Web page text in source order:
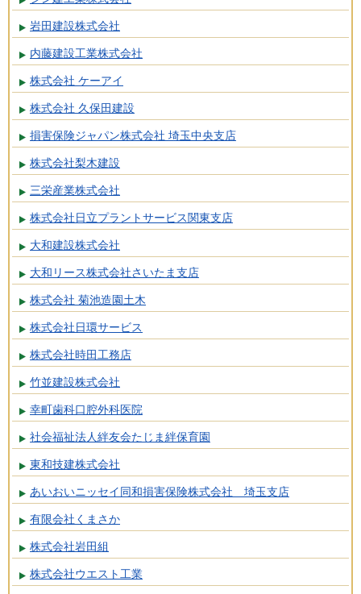
岩田建設株式会社
内藤建設工業株式会社
株式会社 ケーアイ
株式会社 久保田建設
損害保険ジャパン株式会社 埼玉中央支店
株式会社梨木建設
三栄産業株式会社
株式会社日立プラントサービス関東支店
大和建設株式会社
大和リース株式会社さいたま支店
株式会社 菊池造園土木
株式会社日環サービス
株式会社時田工務店
竹並建設株式会社
幸町歯科口腔外科医院
社会福祉法人絆友会たじま絆保育園
東和技建株式会社
あいおいニッセイ同和損害保険株式会社 埼玉支店
有限会社くまさか
株式会社岩田組
株式会社ウエスト工業